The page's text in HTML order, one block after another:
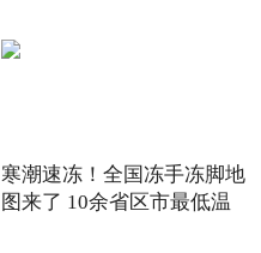
寒潮速冻！全国冻手冻脚地
图来了 10余省区市最低温